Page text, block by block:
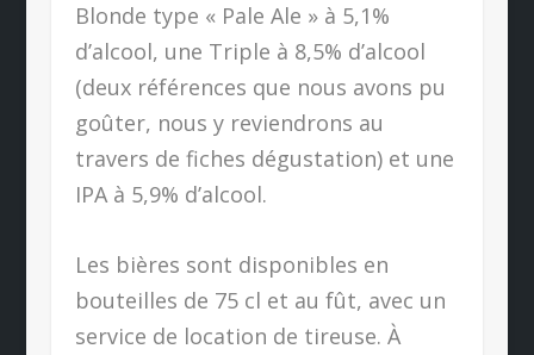
Blonde type « Pale Ale » à 5,1%
d’alcool, une Triple à 8,5% d’alcool
(deux références que nous avons pu
goûter, nous y reviendrons au
travers de fiches dégustation) et une
IPA à 5,9% d’alcool.
Les bières sont disponibles en
bouteilles de 75 cl et au fût, avec un
service de location de tireuse. À